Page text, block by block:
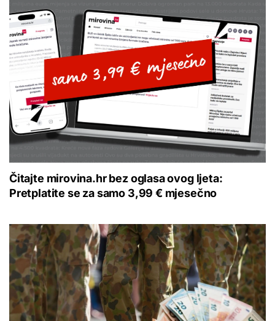
Čitajte mirovina.hr bez oglasa ovog ljeta:
Pretplatite se za samo 3,99 € mjesečno